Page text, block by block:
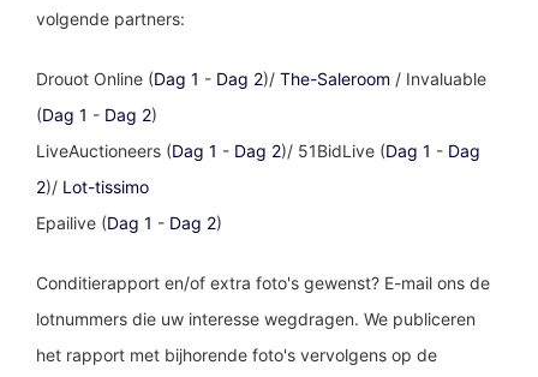
volgende partners:
Drouot Online (Dag 1 - Dag 2)/ The-Saleroom / Invaluable
(Dag 1 - Dag 2)
LiveAuctioneers (Dag 1 - Dag 2)/ 51BidLive (Dag 1 - Dag
2)/ Lot-tissimo
Epailive (Dag 1 - Dag 2)
Conditierapport en/of extra foto's gewenst? E-mail ons de
lotnummers die uw interesse wegdragen. We publiceren
het rapport met bijhorende foto's vervolgens op de